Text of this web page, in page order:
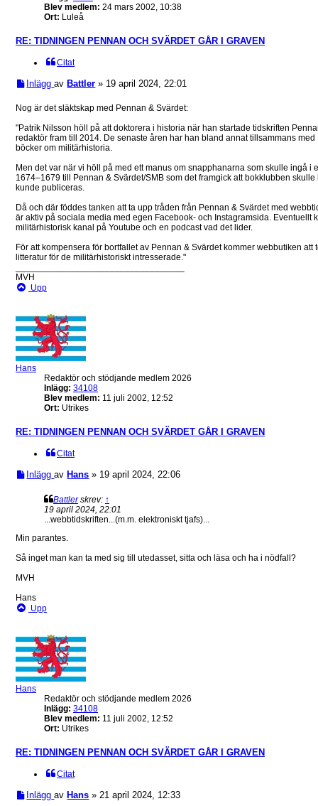
Blev medlem: 24 mars 2002, 10:38
Ort: Luleå
RE: TIDNINGEN PENNAN OCH SVÄRDET GÅR I GRAVEN
Citat
Inlägg avBattler » 19 april 2024, 22:01
Nog är det släktskap med Pennan & Svärdet:
"Patrik Nilsson höll på att doktorera i historia när han startade tidskriften
redaktör fram till 2014. De senaste åren har han bland annat tillsammans
böcker om militärhistoria.
Men det var när vi höll på med ett manus om snapphanarna som skulle ingå i
1674–1679 till Pennan & Svärdet/SMB som det framgick att bokklubben
kunde publiceras.
Då och där föddes tanken att ta upp tråden från Pennan & Svärdet med
är aktiv på sociala media med egen Facebook- och Instagramsida. Eventuellt
militärhistorisk kanal på Youtube och en podcast vad det lider.
För att kompensera för bortfallet av Pennan & Svärdet kommer webbutiken att
litteratur för de militärhistoriskt intresserade."
MVH
Upp
Hans
Redaktör och stödjande medlem 2026
Inlägg: 34108
Blev medlem: 11 juli 2002, 12:52
Ort: Utrikes
RE: TIDNINGEN PENNAN OCH SVÄRDET GÅR I GRAVEN
Citat
Inlägg avHans » 19 april 2024, 22:06
Battlerskrev: ↑
19 april 2024, 22:01
...webbtidskriften...(m.m. elektroniskt tjafs)...
Min parantes.
Så inget man kan ta med sig till utedasset, sitta och läsa och ha i nödfall?
MVH
Hans
Upp
Hans
Redaktör och stödjande medlem 2026
Inlägg: 34108
Blev medlem: 11 juli 2002, 12:52
Ort: Utrikes
RE: TIDNINGEN PENNAN OCH SVÄRDET GÅR I GRAVEN
Citat
Inlägg avHans » 21 april 2024, 12:33